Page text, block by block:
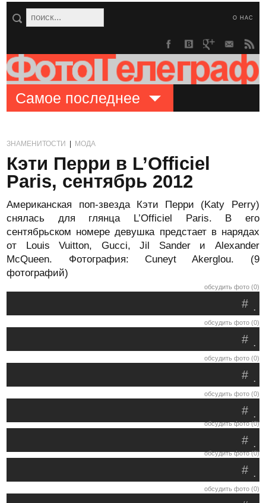
О НАС
Самое последнее
ЗНАМЕНИТОСТИ МОДА
Кэти Перри в L’Officiel
Paris, сентябрь 2012
Американская поп-звезда Кэти Перри (Katy Perry)
снялась для глянца L’Officiel Paris. В его
сентябрьском номере девушка предстает в нарядах
от Louis Vuitton, Gucci, Jil Sander и Alexander
McQueen. Фотография: Cuneyt Akerglou. (9
фотографий)
обсудить фото (0)
.
#
обсудить фото (0)
.
#
обсудить фото (0)
.
#
обсудить фото (0)
.
#
обсудить фото (0)
.
#
обсудить фото (0)
.
#
обсудить фото (0)